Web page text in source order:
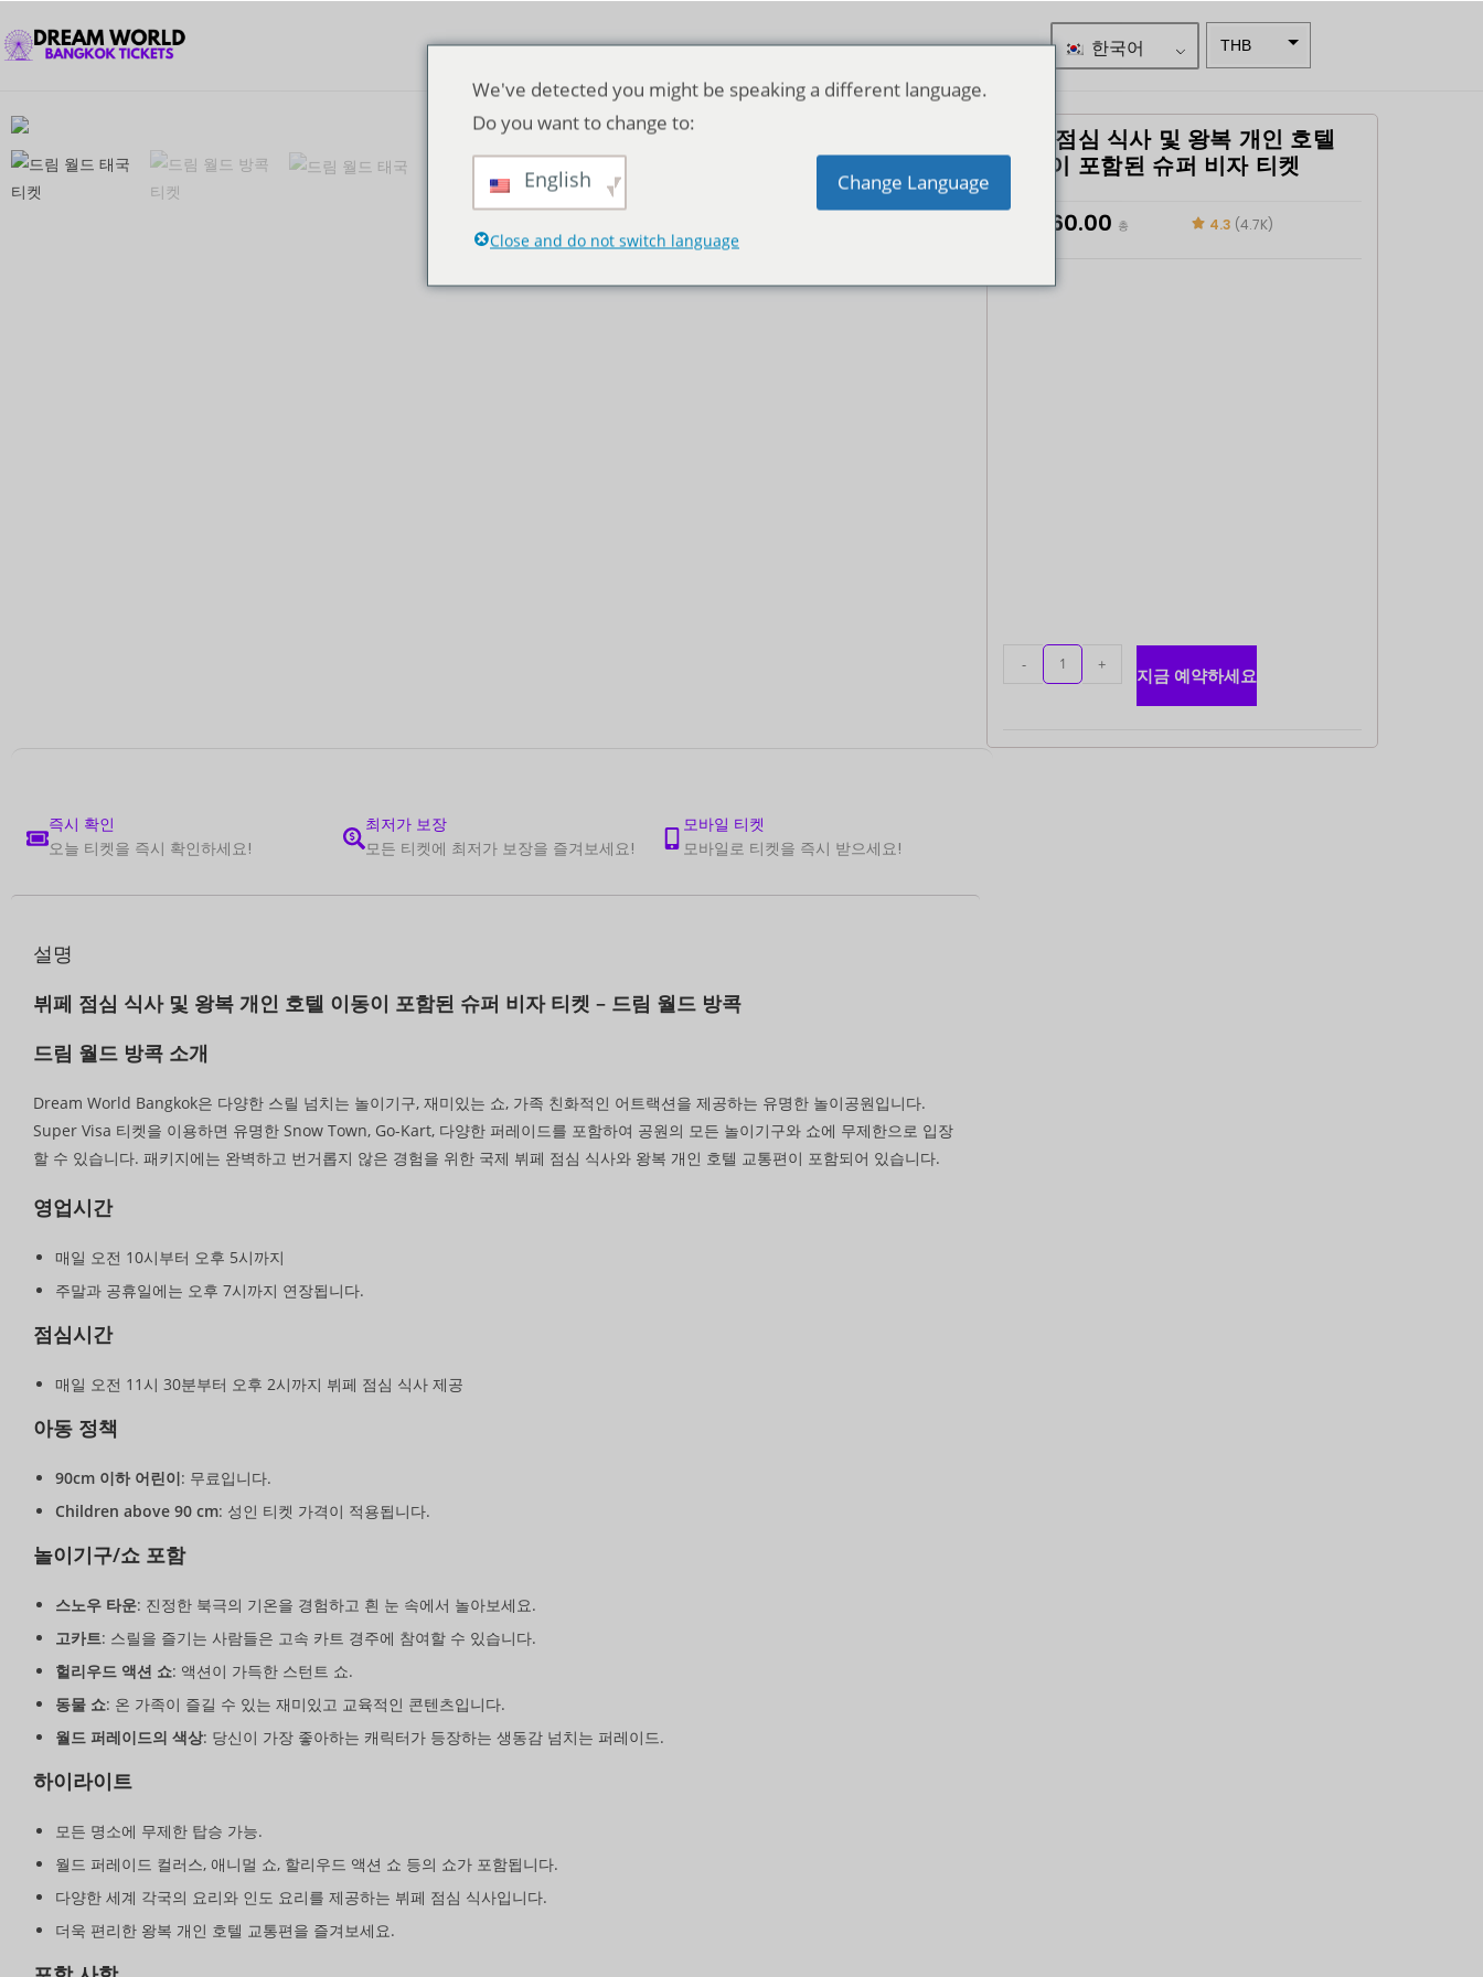
한국어 THB
NZD
TWD
뷔페 점심 식사 및 왕복 개인 호텔
이동이 포함된 슈퍼 비자 티켓
1,260.00 총 4.3 (4.7K)
- + 지금 예약하세요
즉시 확인
오늘 티켓을 즉시 확인하세요!
최저가 보장
모든 티켓에 최저가 보장을 즐겨보세요!
모바일 티켓
모바일로 티켓을 즉시 받으세요!
설명
뷔페 점심 식사 및 왕복 개인 호텔 이동이 포함된 슈퍼 비자 티켓 – 드림 월드 방콕
드림 월드 방콕 소개
Dream World Bangkok은 다양한 스릴 넘치는 놀이기구, 재미있는 쇼, 가족 친화적인 어트랙션을 제공하는 유명한 놀이공원입니다.
Super Visa 티켓을 이용하면 유명한 Snow Town, Go-Kart, 다양한 퍼레이드를 포함하여 공원의 모든 놀이기구와 쇼에 무제한으로 입장
할 수 있습니다. 패키지에는 완벽하고 번거롭지 않은 경험을 위한 국제 뷔페 점심 식사와 왕복 개인 호텔 교통편이 포함되어 있습니다.
영업시간
매일 오전 10시부터 오후 5시까지
주말과 공휴일에는 오후 7시까지 연장됩니다.
점심시간
매일 오전 11시 30분부터 오후 2시까지 뷔페 점심 식사 제공
아동 정책
90cm 이하 어린이: 무료입니다.
Children above 90 cm: 성인 티켓 가격이 적용됩니다.
놀이기구/쇼 포함
스노우 타운: 진정한 북극의 기온을 경험하고 흰 눈 속에서 놀아보세요.
고카트: 스릴을 즐기는 사람들은 고속 카트 경주에 참여할 수 있습니다.
헐리우드 액션 쇼: 액션이 가득한 스턴트 쇼.
동물 쇼: 온 가족이 즐길 수 있는 재미있고 교육적인 콘텐츠입니다.
월드 퍼레이드의 색상: 당신이 가장 좋아하는 캐릭터가 등장하는 생동감 넘치는 퍼레이드.
하이라이트
모든 명소에 무제한 탑승 가능.
월드 퍼레이드 컬러스, 애니멀 쇼, 할리우드 액션 쇼 등의 쇼가 포함됩니다.
다양한 세계 각국의 요리와 인도 요리를 제공하는 뷔페 점심 식사입니다.
더욱 편리한 왕복 개인 호텔 교통편을 즐겨보세요.
We've detected you might be speaking a different language.
Do you want to change to:
English Change Language
Close and do not switch language